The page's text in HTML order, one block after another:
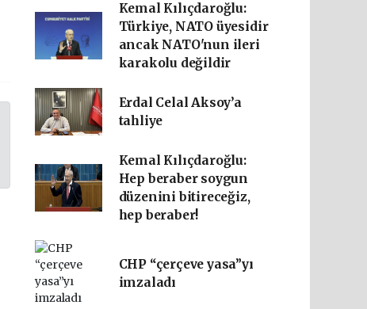
Kemal Kılıçdaroğlu:
Türkiye, NATO üyesidir
ancak NATO'nun ileri
karakolu değildir
Erdal Celal Aksoy’a
tahliye
Kemal Kılıçdaroğlu:
Hep beraber soygun
düzenini bitireceğiz,
hep beraber!
CHP “çerçeve yasa”yı
imzaladı